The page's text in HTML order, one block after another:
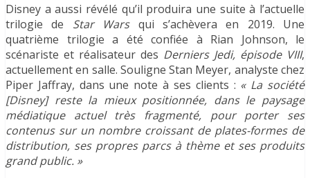
Disney a aussi révélé qu’il produira une suite à l’actuelle
trilogie de Star Warsqui s’achèvera en 2019. Une
quatrième trilogie a été confiée à Rian Johnson, le
scénariste et réalisateur des Derniers Jedi, épisode VIII,
actuellement en salle. Souligne Stan Meyer, analyste chez
Piper Jaffray, dans une note à ses clients : « La société
[Disney] reste la mieux positionnée, dans le paysage
médiatique actuel très fragmenté, pour porter ses
contenus sur un nombre croissant de plates-formes de
distribution, ses propres parcs à thème et ses produits
grand public. »